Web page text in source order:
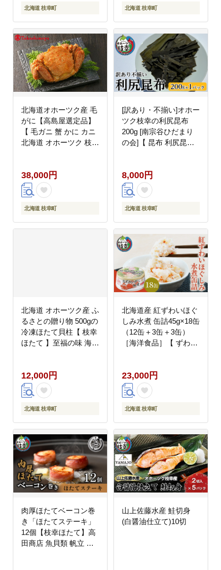
北海道 枝幸町 北海道 枝幸町
北海道オホーツク産 毛
がに【高島屋選定品】
【 毛ガニ 蟹 かに カニ
北海道 オホーツク 枝幸
38,000円
北海道 枝幸町
[訳あり・不揃い]オホー
ツク枝幸の利尻昆布
200g [南宗谷ひだまり
の会]【 昆布 利尻昆布
枝幸 送料無料 】
8,000円
北海道 枝幸町
北海道 オホーツク産 ふ
るさとの贈り物 500gの
冷凍ほたて貝柱【 枝幸
ほたて 】至福の味 海洋
12,000円
北海道 枝幸町
北海道産 紅ずわいほぐ
しみ水煮 缶詰45g×18缶
（12缶＋3缶＋3缶）
［海洋食品］【 ずわい
ニ缶 缶詰 むき身 惣菜
かに缶詰 かに缶 カニ缶
北海道 枝幸 オホーツク
】
23,000円
北海道 枝幸町
肉厚ほたてベーコン巻
き「ほたてステーキ」
12個【枝幸ほたて】高
田商店 魚貝類 帆立 ホ
山上佐藤水産 鮭切身
(白醤油仕立て)10切